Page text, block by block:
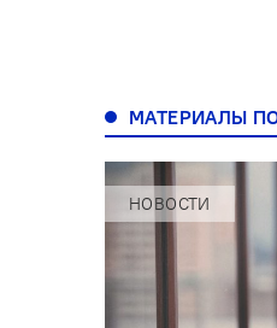
МАТЕРИАЛЫ
НОВОСТИ